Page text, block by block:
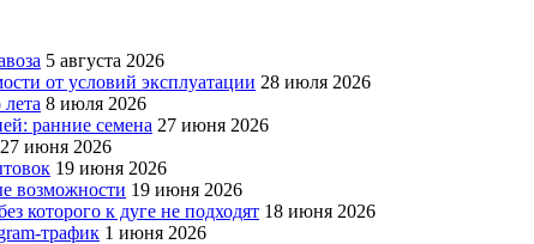
5 августа 2026
от условий эксплуатации 28 июля 2026
8 июля 2026
ранние семена 27 июня 2026
27 июня 2026
19 июня 2026
возможности 19 июня 2026
которого к дуге не подходят 18 июня 2026
трафик 1 июня 2026